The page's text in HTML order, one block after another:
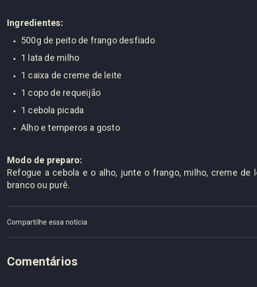
Ingredientes:
500g de peito de frango desfiado
1 lata de milho
1 caixa de creme de leite
1 copo de requeijão
1 cebola picada
Alho e temperos a gosto
Modo de preparo:
Refogue a cebola e o alho, junte o frango, milho, creme
branco ou purê.
Compartilhe essa notícia
Comentários